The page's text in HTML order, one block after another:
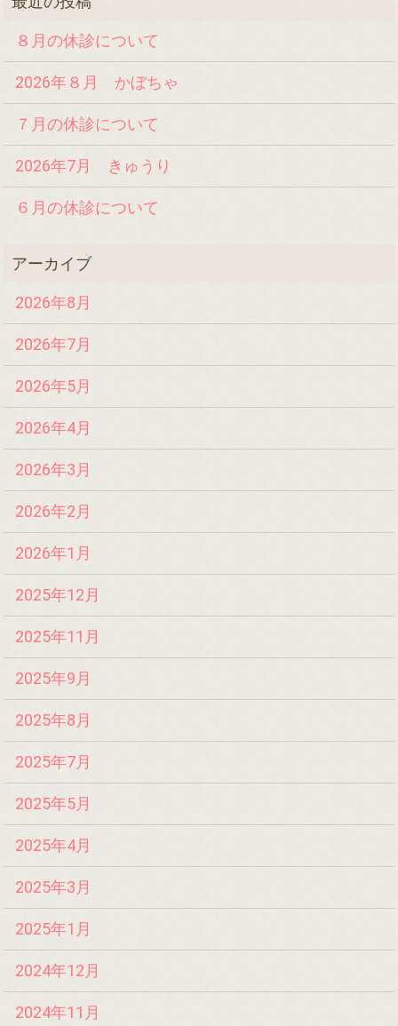
８月の休診について
2026年８月 かぼちゃ
７月の休診について
2026年7月 きゅうり
６月の休診について
2026年8月
2026年7月
2026年5月
2026年4月
2026年3月
2026年2月
2026年1月
2025年12月
2025年11月
2025年9月
2025年8月
2025年7月
2025年5月
2025年4月
2025年3月
2025年1月
2024年12月
2024年11月